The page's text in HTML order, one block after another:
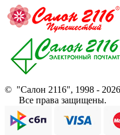
© "Салон 2116", 1998 - 2026
Все права защищены.